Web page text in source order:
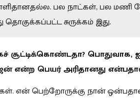
பல நாட்கள், பல மணி
தொகுக்கப்பட்ட சுருக்கம் இது.
சூட்டிக்கொண்டதா? பொதுவாக,
என்ற பெயர் அரிதானது
என் பெற்றோருக்கு நான்